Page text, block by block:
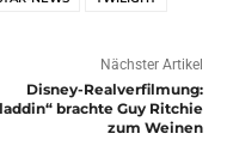
Nächster Artikel
Disney-Realverfilmung:
brachte Guy Ritchie
zum Weinen